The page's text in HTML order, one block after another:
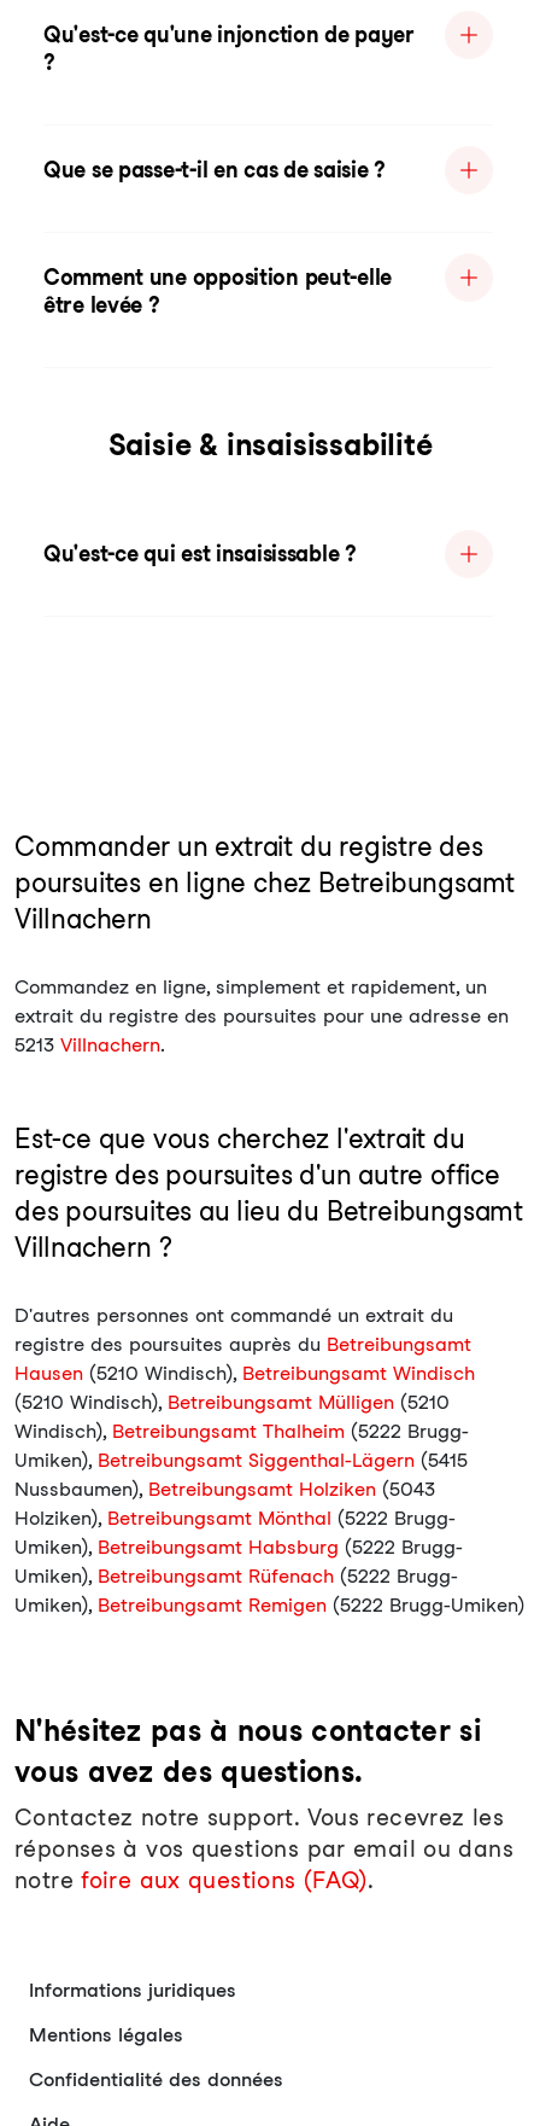
Qu'est-ce qu'une injonction de payer
?
Que se passe-t-il en cas de saisie ?
Comment une opposition peut-elle
être levée ?
Saisie & insaisissabilité
Qu'est-ce qui est insaisissable ?
Commander un extrait du registre des
poursuites en ligne chez Betreibungsamt
Villnachern
Commandez en ligne, simplement et rapidement, un
extrait du registre des poursuites pour une adresse en
5213 Villnachern.
Est-ce que vous cherchez l'extrait du
registre des poursuites d'un autre office
des poursuites au lieu du Betreibungsamt
Villnachern ?
D'autres personnes ont commandé un extrait du
registre des poursuites auprès du Betreibungsamt
Hausen (5210 Windisch), Betreibungsamt Windisch
(5210 Windisch), Betreibungsamt Mülligen (5210
Windisch), Betreibungsamt Thalheim (5222 Brugg-
Umiken), Betreibungsamt Siggenthal-Lägern (5415
Nussbaumen), Betreibungsamt Holziken (5043
Holziken), Betreibungsamt Mönthal (5222 Brugg-
Umiken), Betreibungsamt Habsburg (5222 Brugg-
Umiken), Betreibungsamt Rüfenach (5222 Brugg-
Umiken), Betreibungsamt Remigen (5222 Brugg-Umiken)
N'hésitez pas à nous contacter si
vous avez des questions.
Contactez notre support. Vous recevrez les
réponses à vos questions par email ou dans
notrefoire aux questions (FAQ).
Informations juridiques
Mentions légales
Confidentialité des données